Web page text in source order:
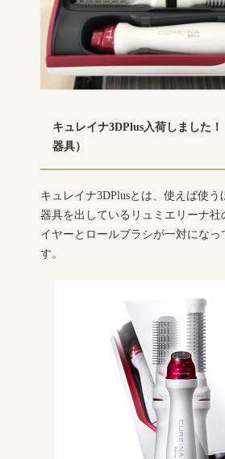
キュレイナ3DPlus入荷しました
器具）
キュレイナ3DPlusとは、使えば使う
器具を出しているリュミエリーナ社
イヤーとロールブラシが一対になっ
す。